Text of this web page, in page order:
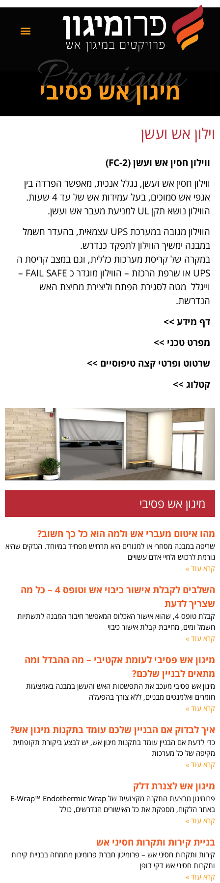
Promigun
מיגון אש פסיבי
וילון אש ועשן
ווילון חסין אש ועשן(FC-2)
ווילון חסין אש ועשן, נגלל אנכית, מאפשר הפרדה בין
אגפי אש סמוכים, בעל עמידות אש של עד 4 שעות.
הווילון נושא תקן UL למניעת מעבר אש ועשן.
הווילון מגובה במערכת UPS עצמאית, בהעדר חשמל
במבנה ימשיך הווילון לתפקד כנדרש.
במקרה של קריסת מערכות כללית, וגם במצב קריסת ה
UPS או שרפת הרכזת – הווילון מוגדר כ FAIL SAFE –
וייגלל מטה לסגירת הפתח וליצירת מחיצת האש
הנדרשת.
דף מידע >>
מפרט טכני >>
שרטוט ופרטי קצה טיפוסיים >>
קטלוג >>
מיגון אש פסיבי
מהו איטום מעברי אש ולמה הוא כל כך חשוב?
שריפה במבנה מסחרי או למגורים היא תרחיש מפחיד במיוחד. הנזקים שהיא
גורמת לרכוש ולחיי אדם עשויים
קרא עוד »
השלבים לקבלת אישור כיבוי אש וטופס 4 – כל מה
שצריך לדעת
קבלת טופס 4, שהוא אישור האכלוס המאפשר חיבור המבנה לתשתיות
חשמל ומים, מחייבת קבלת אישור כיבוי
קרא עוד »
מיגון אש פסיבי לעומת אקטיבי – מה ההבדל ומה
מתאים לבניין שלכם?
מיגון אש פסיבי מעכב את התפשטות האש והעשן במבנה באמצעות
חומרים ואלמנטים מבניים, ללא צורך בהפעלה
קרא עוד »
איך לבדוק אם הבניין שלכם עומד בתקנות מיגון אש?
כדי לדעת אם הבניין עומד בתקנות מיגון אש, יש לבצע ביקורת תקופתית
מקיפה של כל מערכות
קרא עוד »
מיגון אש לצנרת דלק
פרומיגון מבצעת התקנה מקצועית של E-Wrap™ Endothermic Wrap
באתר הלקוח, מספקת את כל האישורים הנדרשים, כולל
קרא עוד »
בניית קירות ותקרות חסיני אש
קירות ותקרות חסיני אש – פרומיגון חברת פרומיגון מתמחה בבניית קירות
ותקרות חסיני אש דקי דופן
קרא עוד »